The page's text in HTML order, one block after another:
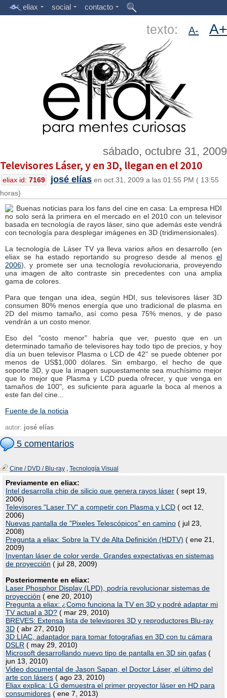
eliax social contacto
texto: A- A+
sábado, octubre 31, 2009
Televisores Láser, y en 3D, llegan en el 2010
eliax id: 7169 josé elías en oct 31, 2009 a las 01:55 PM ( 13:55
horas)
Buenas noticias para los fans del cine en casa: La empresa HDI
no solo será la primera en el mercado en el 2010 con un televisor
basada en tecnología de rayos láser, sino que además este vendrá
con tecnología para desplegar imágenes en 3D (tridimensionales).
La tecnología de Láser TV ya lleva varios años en desarrollo (en
eliax se ha estado reportando su progreso desde al menos el
2006), y promete ser una tecnología revolucionaria, proveyendo
una imagen de alto contraste sin precedentes con una amplia
gama de colores.
Para que tengan una idea, según HDI, sus televisores láser 3D
consumen 80% menos energía que uno tradicional de plasma en
2D del mismo tamaño, así como pesa 75% menos, y de paso
vendrán a un costo menor.
Eso del "costo menor" habría que ver, puesto que en un
determinado tamaño de televisores hay todo tipo de precios, y hoy
día un buen televisor Plasma o LCD de 42" se puede obtener por
menos de US$1,000 dólares. Sin embargo, el hecho de que
soporte 3D, y que la imagen supuestamente sea muchísimo mejor
que lo mejor que Plasma y LCD pueda ofrecer, y que venga en
tamaños de 100", es suficiente para aguarle la boca al menos a
este fan del cine...
Fuente de la noticia
autor: josé elías
5 comentarios
Cine / DVD / Blu-ray , Tecnología Visual
Previamente en eliax:
Intel desarrolla chip de silicio que genera rayos láser ( sept 19,
2006)
Televisores "Laser TV" a competir con Plasma y LCD ( oct 12,
2006)
Nuevas pantalla de "Pixeles Telescópicos" en camino ( jul 23,
2008)
Pregunta a eliax: Sobre la TV de Alta Definición (HDTV) ( ene 21,
2009)
Inventan láser de color verde. Grandes expectativas en sistemas
de proyección ( jul 28, 2009)
Posteriormente en eliax:
Laser Phosphor Display (LPD), podría revolucionar sistemas de
proyección ( ene 20, 2010)
Pregunta a eliax: ¿Como funciona la TV en 3D y podré adaptar mi
TV actual a 3D? ( mar 29, 2010)
BREVES: Extensa lista de televisores 3D y reproductores Blu-ray
3D ( abr 27, 2010)
3D LIAC, adaptador para tomar fotografias en 3D con tu cámara
DSLR ( may 29, 2010)
Microsoft desarrollando nuevo tipo de pantalla en 3D sin gafas (
jun 13, 2010)
Video documental de Jason Sapan, el Doctor Láser, el último del
arte con lásers ( ago 23, 2010)
Eliax explica: LG demuestra el primer proyector láser en HD para
consumidores ( ene 7, 2013)